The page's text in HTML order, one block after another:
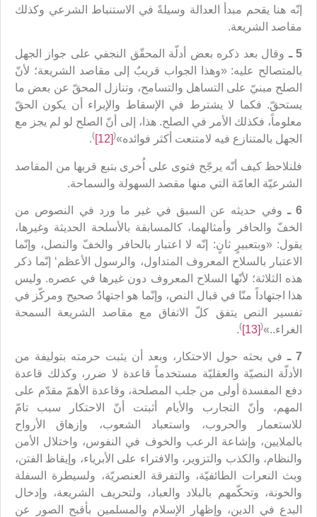
إنّه هنا يقحم مبدأ العدالة وسيلةً في الاستنباط الشرعي وكذلك
مقاصد الشريعة.
5 ـ
وقال بعد ذكره بعض أدلّة المحقّق النجفي على جواز الجهل
بالمتصالح عليه: «وهذا الجواب قريبٌ إلى مقاصد الشريعة؛ لأنّ
الصلح مبنيّ على التساهل والتسامح، وتنازل المحقّ عن بعض ما
يستحقّ. فكما لا يشترط في الإسقاط والإبراء أن يكون الحقّ
معلوماً، فكذلك الأمر في الصلح. هذا، إلى أنّ الصلح لو لم يجز مع
الجهل بالمتنازع فيه لامتنعت أكثر فوائده»(
[12]
)
.
فلنلاحظ كيف أنّه يرجّح فتوى على اُخرى بتبع قربها من المقاصد
الشرعيّة العامّة التي منها مقصد السهولة والسماحة.
6 ـ
وفي حديثه عن السبق في غير ما ورد في النصوص من
الخفّ والحافر وأمثالهما، كالمسابقة بالأسلحة الحديثة وغيرها،
يقول: «وبتعبيرٍ ثانٍ: إنّه لا اعتبار بالحافر والخفّ والنصل، وإنّما
الاعتبار بالسلاح المعروف المتداول، والرسول الأعظم‘ إنّما ذكر
هذه الثلاثة؛ لأنّها السلاح المعروف دون غيرها في عصره. وليس
هذا اجتهاداً منّا في قبال النص، وإنّما هو اجتهادٌ صحيح ومركّز في
تفسير النص يتفق كلّ الاتفاق مع مقاصد الشريعة السمحة
الغراء..»(
[13]
)
.
7 ـ
في بحثه حول الاحتكار، وبعد أن يثبت حرمته بتوليفة من
الأدلّة النصيّة والعقليّة مستخدماً قاعدة لا ضرر، وكذلك قاعدة
دفع المفسدة أولى من جلب المصلحة، وقاعدة الأهمّ مقدّم على
المهم، وأنّ التجارب والأيام أثبتت أنّ الاحتكار سبب تامّ
للاستعمار والحروب، واستعباد الشعوب، وإزهاق الأرواح
بالملايين، وإشاعة الرعب والخوف في النفوس، واختلال الأمن
والنظام، والكذب والتزوير، والافتراء على الأبرياء، وإيقاظ الفتن،
وبث النعرات الطائفيّة، والتفرقة العنصريّة، ولسيطرة السفلة
والخونة، وتحكّمهم بالبلاد والعباد، ولتحريف الشريعة، وإدخال
البدع في الدين، وإظهار الإسلام والمسلمين بأقبح الصور عن